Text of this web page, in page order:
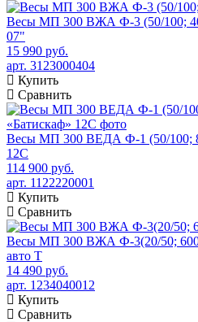
Весы МП 300 ВЖА Ф-3 (50/100;
07"
15 990 руб.
арт. 3123000404
Купить
Сравнить
Весы МП 300 ВЕДА Ф-1 (50/100;
12С
114 900 руб.
арт. 1122220001
Купить
Сравнить
Весы МП 300 ВЖА Ф-3(20/50;
авто Т
14 490 руб.
арт. 1234040012
Купить
Сравнить